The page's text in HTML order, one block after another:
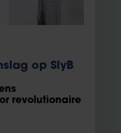
op SlyB
revolutionaire